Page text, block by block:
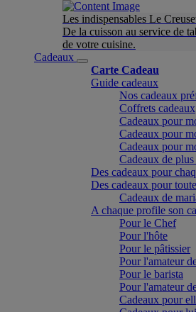
Les indispensables Le
De la cuisson au service de
de votre cuisine.
Cadeaux
Carte Cadeau
Guide cadeaux
Nos cadeaux
Coffrets cadeaux
Cadeaux pour
Cadeaux pour
Cadeaux pour
Cadeaux de
Des cadeaux pour
Des cadeaux pour
Cadeaux de
A chaque profile son
Pour le Chef
Pour l'hôte
Pour le pâtissier
Pour l'amateur
Pour le barista
Pour l'amateur
Cadeaux pour